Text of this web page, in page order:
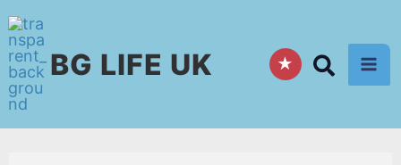
Skip
to
contentBG LIFE UK ★